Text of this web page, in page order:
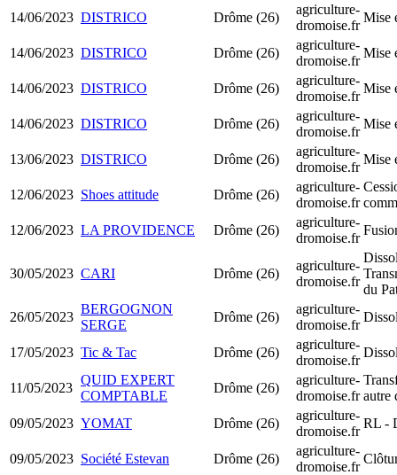
14/06/2023 DISTRICO Drôme (26)
agriculture-
dromoise.fr
Mise
14/06/2023 DISTRICO Drôme (26)
agriculture-
dromoise.fr
Mise
14/06/2023 DISTRICO Drôme (26)
agriculture-
dromoise.fr
Mise
14/06/2023 DISTRICO Drôme (26)
agriculture-
dromoise.fr
Mise
13/06/2023 DISTRICO Drôme (26)
agriculture-
dromoise.fr
Mise
12/06/2023 Shoes attitude Drôme (26)
agriculture-
dromoise.fr
12/06/2023 LA PROVIDENCE Drôme (26)
agriculture-
dromoise.fr
30/05/2023 CARI Drôme (26)
agriculture-
dromoise.fr
du
26/05/2023
BERGOGNON
SERGE
Drôme (26)
agriculture-
dromoise.fr
17/05/2023 Tic & Tac Drôme (26)
agriculture-
dromoise.fr
11/05/2023
QUID EXPERT
COMPTABLE
Drôme (26)
agriculture-
dromoise.fr autre
09/05/2023 YOMAT Drôme (26)
agriculture-
dromoise.fr
RL -
09/05/2023 Société Estevan Drôme (26)
agriculture-
dromoise.fr